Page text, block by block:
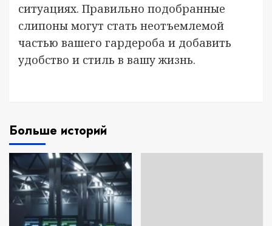
ситуациях. Правильно подобранные
слипоны могут стать неотъемлемой
частью вашего гардероба и добавить
удобство и стиль в вашу жизнь.
Больше историй